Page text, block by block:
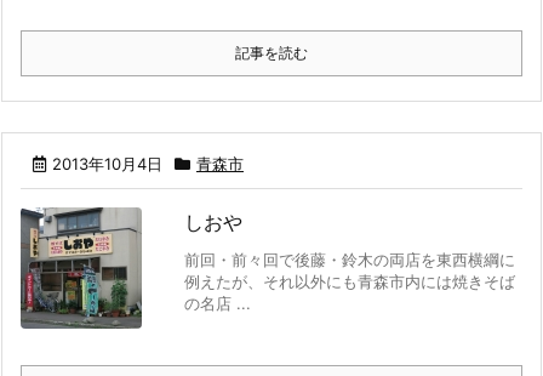
記事を読む
2013年10月4日 青森市
しおや
前回・前々回で後藤・鈴木の両店を東西横綱に
例えたが、それ以外にも青森市内には焼きそば
の名店 ...